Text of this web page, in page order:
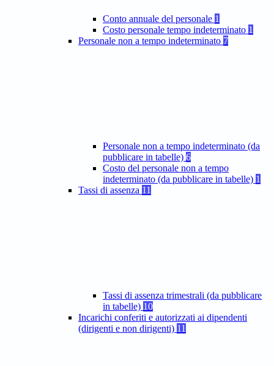
Conto annuale del personale 1
Costo personale tempo indeterminato 1
Personale non a tempo indeterminato 7
Personale non a tempo indeterminato (da
pubblicare in tabelle) 6
Costo del personale non a tempo
indeterminato (da pubblicare in tabelle) 1
Tassi di assenza 11
Tassi di assenza trimestrali (da pubblicare
in tabelle) 10
Incarichi conferiti e autorizzati ai dipendenti
(dirigenti e non dirigenti) 11